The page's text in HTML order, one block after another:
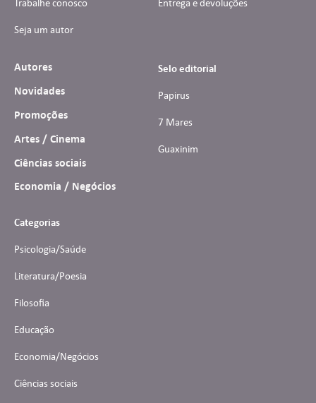
Seja um autor
Autores
Novidades
Promoções
Artes / Cinema
Ciências sociais
Economia / Negócios
Selo editorial
Papirus
7 Mares
Guaxinim
Categorias
Psicologia/Saúde
Literatura/Poesia
Filosofia
Educação
Economia/Negócios
Ciências sociais